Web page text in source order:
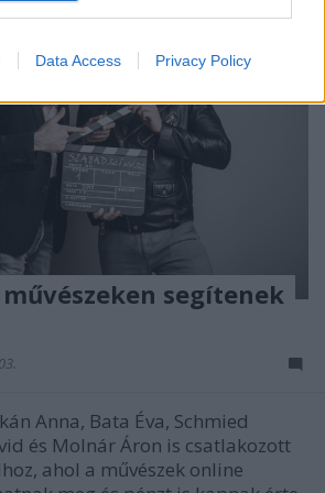
including authentication
fraud prevention, and other
Data Access Privacy Policy
segítenek
Anna, Bata Éva, Schmied
és Molnár Áron is csatlakozott
ahol a művészek online